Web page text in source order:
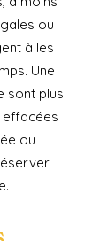
ou
à les
Une
sont plus
effacées
ou